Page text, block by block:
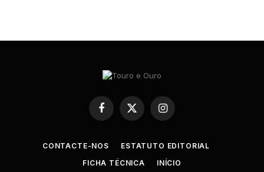
Facebook
X
Instagram
CONTACTE-NOS
ESTATUTO EDITORIAL
FICHA TÉCNICA
INÍCIO